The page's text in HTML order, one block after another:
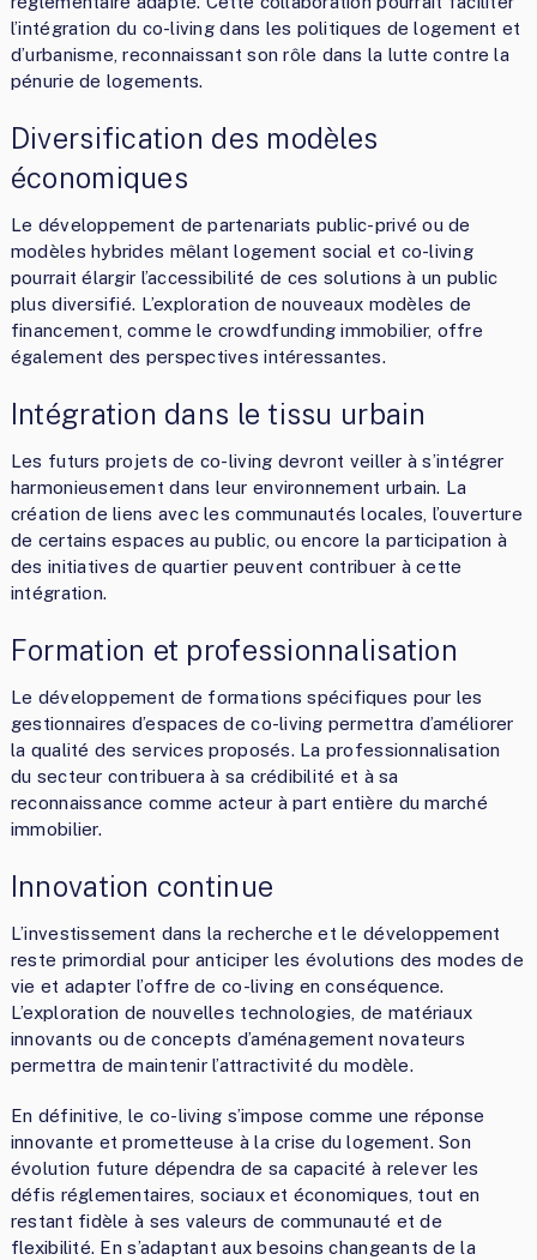
l’intégration du co-living dans les politiques de logement et
d’urbanisme, reconnaissant son rôle dans la lutte contre la
pénurie de logements.
Diversification des modèles
économiques
Le développement de partenariats public-privé ou de
modèles hybrides mêlant logement social et co-living
pourrait élargir l’accessibilité de ces solutions à un public
plus diversifié. L’exploration de nouveaux modèles de
financement, comme le crowdfunding immobilier, offre
également des perspectives intéressantes.
Intégration dans le tissu urbain
Les futurs projets de co-living devront veiller à s’intégrer
harmonieusement dans leur environnement urbain. La
création de liens avec les communautés locales, l’ouverture
de certains espaces au public, ou encore la participation à
des initiatives de quartier peuvent contribuer à cette
intégration.
Formation et professionnalisation
Le développement de formations spécifiques pour les
gestionnaires d’espaces de co-living permettra d’améliorer
la qualité des services proposés. La professionnalisation
du secteur contribuera à sa crédibilité et à sa
reconnaissance comme acteur à part entière du marché
immobilier.
Innovation continue
L’investissement dans la recherche et le développement
reste primordial pour anticiper les évolutions des modes de
vie et adapter l’offre de co-living en conséquence.
L’exploration de nouvelles technologies, de matériaux
innovants ou de concepts d’aménagement novateurs
permettra de maintenir l’attractivité du modèle.
En définitive, le co-living s’impose comme une réponse
innovante et prometteuse à la crise du logement. Son
évolution future dépendra de sa capacité à relever les
défis réglementaires, sociaux et économiques, tout en
restant fidèle à ses valeurs de communauté et de
flexibilité. En s’adaptant aux besoins changeants de la